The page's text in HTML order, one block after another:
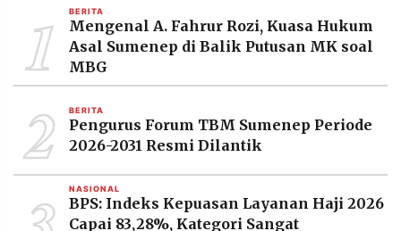
©
Resolusi.co
-
PT.
RESOLUSI
MEDIA
1 BERITA
Mengenal A. Fahrur Rozi, Kuasa Hukum
Asal Sumenep di Balik Putusan MK soal
MBG
2 BERITA
Pengurus Forum TBM Sumenep Periode
2026-2031 Resmi Dilantik
NASIONAL
BPS: Indeks Kepuasan Layanan Haji 2026
Capai 83,28%, Kategori Sangat